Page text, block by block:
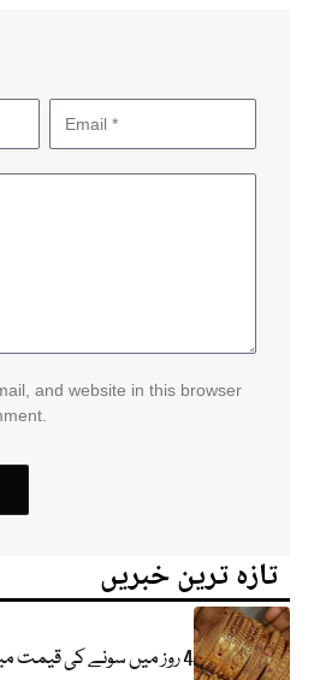
and website in this browser
تازہ ترین خبریں
4 روز میں سونے کی قیمت میں بڑا اضافہ